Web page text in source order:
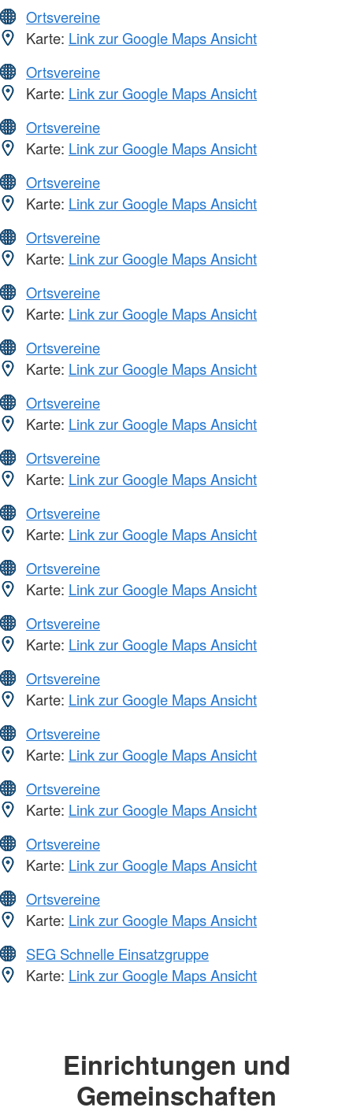
Ortsvereine
Karte: Link zur Google Maps Ansicht
Ortsvereine
Karte: Link zur Google Maps Ansicht
Ortsvereine
Karte: Link zur Google Maps Ansicht
Ortsvereine
Karte: Link zur Google Maps Ansicht
Ortsvereine
Karte: Link zur Google Maps Ansicht
Ortsvereine
Karte: Link zur Google Maps Ansicht
Ortsvereine
Karte: Link zur Google Maps Ansicht
Ortsvereine
Karte: Link zur Google Maps Ansicht
Ortsvereine
Karte: Link zur Google Maps Ansicht
Ortsvereine
Karte: Link zur Google Maps Ansicht
Ortsvereine
Karte: Link zur Google Maps Ansicht
Ortsvereine
Karte: Link zur Google Maps Ansicht
Ortsvereine
Karte: Link zur Google Maps Ansicht
Ortsvereine
Karte: Link zur Google Maps Ansicht
Ortsvereine
Karte: Link zur Google Maps Ansicht
Ortsvereine
Karte: Link zur Google Maps Ansicht
Ortsvereine
Karte: Link zur Google Maps Ansicht
SEG Schnelle Einsatzgruppe
Karte: Link zur Google Maps Ansicht
Einrichtungen und
Gemeinschaften